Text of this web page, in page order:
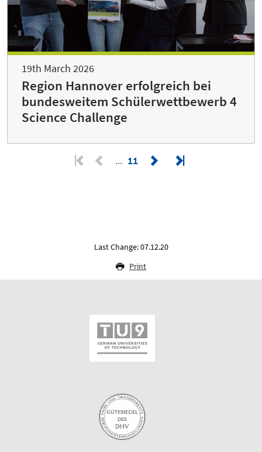
19th March 2026
Region Hannover erfolgreich bei
bundesweitem Schülerwettbewerb 4
Science Challenge
11
Last Change: 07.12.20
Print